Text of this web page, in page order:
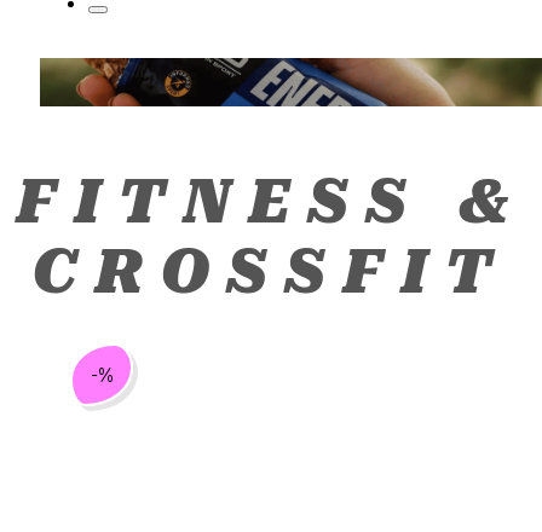
FITNESS &
CROSSFIT
-%